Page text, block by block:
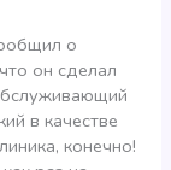
о
он сделал
в качестве
конечно!